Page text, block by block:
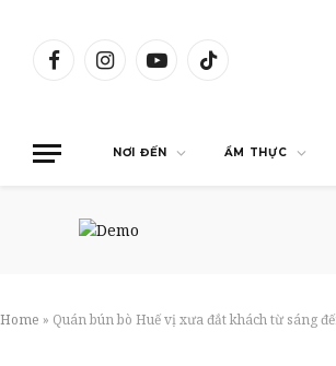
FacebookInstagramYouTubeTikTok
NƠI ĐẾN ẨM THỰC
Home » Quán bún bò Huế vị xưa đắt khách từ sáng